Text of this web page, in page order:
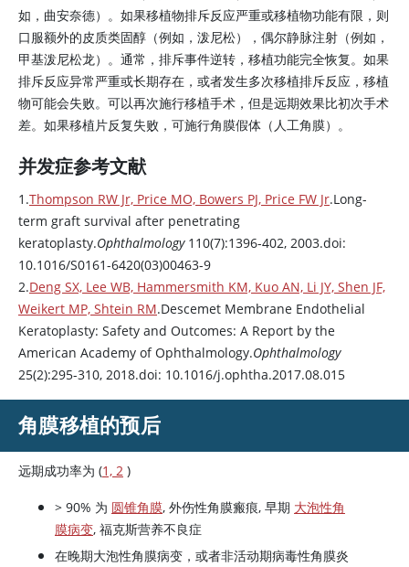
如，曲安奈德）。如果移植物排斥反应严重或移植物功能有限，则
口服额外的皮质类固醇（例如，泼尼松），偶尔静脉注射（例如，
甲基泼尼松龙）。通常，排斥事件逆转，移植功能完全恢复。如果
排斥反应异常严重或长期存在，或者发生多次移植排斥反应，移植
物可能会失败。可以再次施行移植手术，但是远期效果比初次手术
差。如果移植片反复失败，可施行角膜假体（人工角膜）。
并发症参考文献
1.Thompson RW Jr, Price MO, Bowers PJ, Price FW Jr.Long-
term graft survival after penetrating
keratoplasty.Ophthalmology110(7):1396-402, 2003.doi:
10.1016/S0161-6420(03)00463-9
2.Deng SX, Lee WB, Hammersmith KM, Kuo AN, Li JY, Shen JF,
Weikert MP, Shtein RM.Descemet Membrane Endothelial
Keratoplasty: Safety and Outcomes: A Report by the
American Academy of Ophthalmology.Ophthalmology
25(2):295-310, 2018.doi: 10.1016/j.ophtha.2017.08.015
角膜移植的预后
远期成功率为 (1, 2 )
> 90% 为 圆锥角膜, 外伤性角膜瘢痕, 早期 大泡性角
膜病变, 福克斯营养不良症
在晚期大泡性角膜病变，或者非活动期病毒性角膜炎